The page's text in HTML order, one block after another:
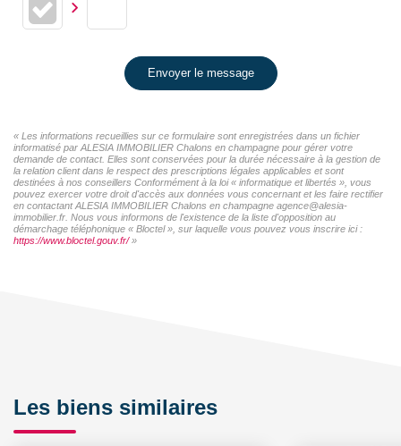
Envoyer le message
« Les informations recueillies sur ce formulaire sont enregistrées dans un fichier
informatisé par ALESIA IMMOBILIER Chalons en champagne pour gérer votre
demande de contact. Elles sont conservées pour la durée nécessaire à la gestion de
la relation client dans le respect des prescriptions légales applicables et sont
destinées à nos conseillers Conformément à la loi « informatique et libertés », vous
pouvez exercer votre droit d'accès aux données vous concernant et les faire rectifier
en contactant ALESIA IMMOBILIER Chalons en champagne agence@alesia-
immobilier.fr. Nous vous informons de l'existence de la liste d'opposition au
démarchage téléphonique « Bloctel », sur laquelle vous pouvez vous inscrire ici :
https://www.bloctel.gouv.fr/»
Les biens similaires